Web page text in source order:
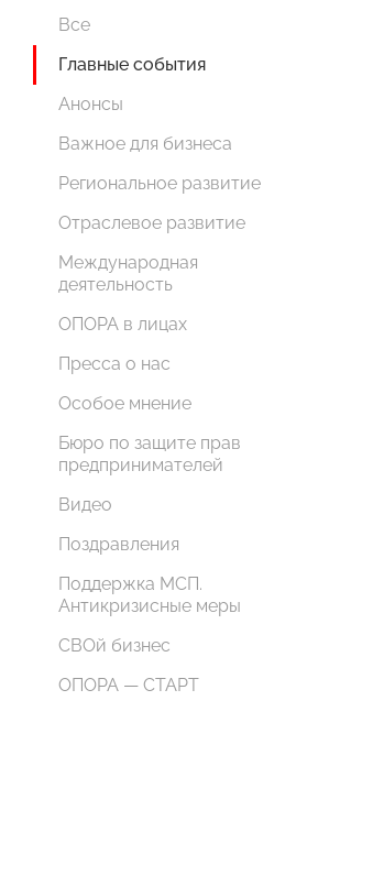
Все
Главные события
Анонсы
Важное для бизнеса
Региональное развитие
Отраслевое развитие
Международная
деятельность
ОПОРА в лицах
Пресса о нас
Особое мнение
Бюро по защите прав
предпринимателей
Видео
Поздравления
Поддержка МСП.
Антикризисные меры
СВОй бизнес
ОПОРА — СТАРТ